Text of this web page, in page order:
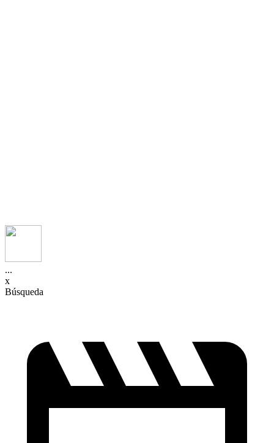
...
x
Búsqueda